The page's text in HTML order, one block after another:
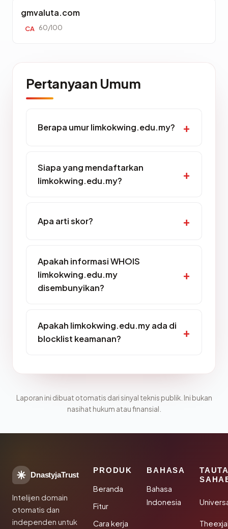
gmvaluta.com
CA 60/100
Pertanyaan Umum
Berapa umur limkokwing.edu.my?
Siapa yang mendaftarkan
limkokwing.edu.my?
Apa arti skor?
Apakah informasi WHOIS
limkokwing.edu.my
disembunyikan?
Apakah limkokwing.edu.my ada di
blocklist keamanan?
Laporan ini dibuat otomatis dari sinyal teknis publik. Ini bukan
nasihat hukum atau finansial.
DnastyjaTrust
Intelijen domain
otomatis dan
independen untuk
PRODUK
Beranda
Fitur
Cara kerja
BAHASA
Bahasa
Indonesia